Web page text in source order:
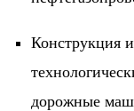
Конструкция
дорожные